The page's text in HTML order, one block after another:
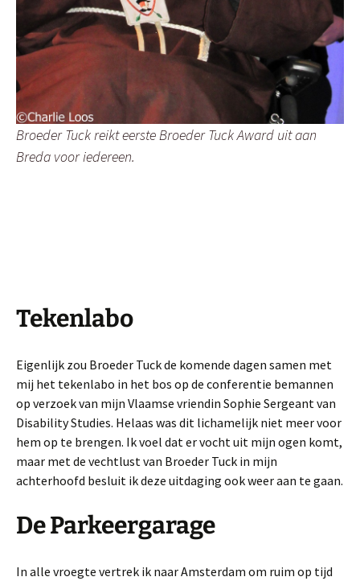
Broeder Tuck reikt eerste Broeder Tuck Award uit aan
Breda voor iedereen.
Tekenlabo
Eigenlijk zou Broeder Tuck de komende dagen samen met
mij het tekenlabo in het bos op de conferentie bemannen
op verzoek van mijn Vlaamse vriendin Sophie Sergeant van
Disability Studies. Helaas was dit lichamelijk niet meer voor
hem op te brengen. Ik voel dat er vocht uit mijn ogen komt,
maar met de vechtlust van Broeder Tuck in mijn
achterhoofd besluit ik deze uitdaging ook weer aan te gaan.
De Parkeergarage
In alle vroegte vertrek ik naar Amsterdam om ruim op tijd